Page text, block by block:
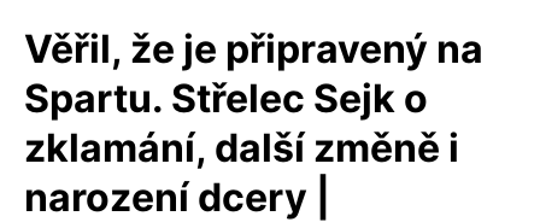
Věřil, že je připravený na
Spartu. Střelec Sejk o
zklamání, další změně i
narození dcery |